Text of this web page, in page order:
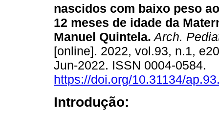
nascidos com baixo peso
12 meses de idade da
Manuel Quintela. Arch.
[online]. 2022, vol.93, n.1,
Jun-2022. ISSN 0004-0584.
https://doi.org/10.31134/
Introdução: